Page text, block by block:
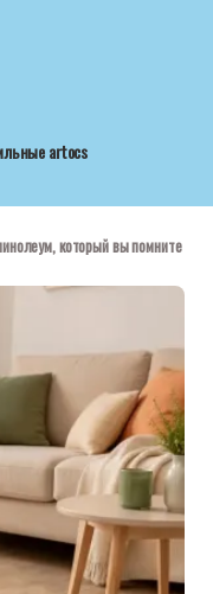
artocs
который вы помните